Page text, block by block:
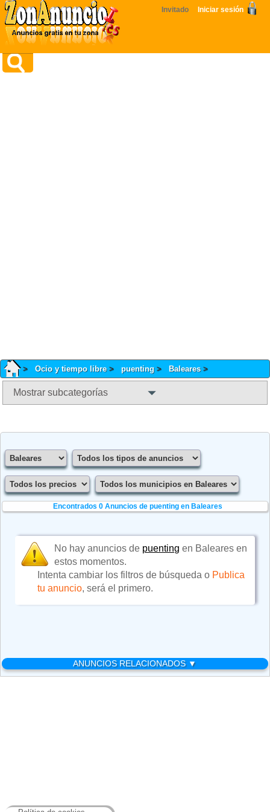
Invitado Iniciar sesión
Ocio y tiempo libre puenting Baleares
Mostrar subcategorías
Encontrados 0 Anuncios de puenting en Baleares
No hay anuncios de puenting en Baleares en
estos momentos.
Intenta cambiar los filtros de búsqueda o Publica
tu anuncio, será el primero.
ANUNCIOS RELACIONADOS ▼